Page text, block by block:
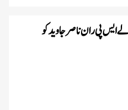
ایس پی ران ناصر جاوید کو